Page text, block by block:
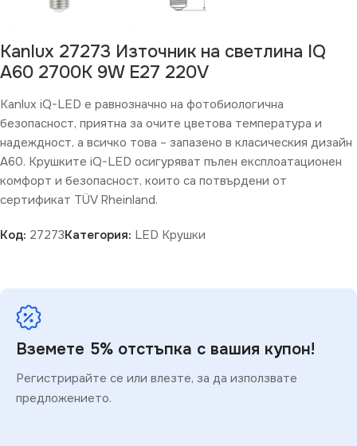
Kanlux 27273 Източник на светлина IQ
A60 2700K 9W E27 220V
Kanlux iQ-LED е равнозначно на фотобиологична
безопасност, приятна за очите цветова температура и
надеждност, а всичко това – запазено в класическия дизайн
A60. Крушките iQ-LED осигуряват пълен експлоатационен
комфорт и безопасност, които са потвърдени от
сертификат TÜV Rheinland.
Код: 27273Категория: LED Крушки
Вземете 5% отстъпка с вашия купон!
Регистрирайте се или влезте, за да използвате
предложението.